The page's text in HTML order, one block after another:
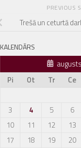
PREVIOUS
Trešā un ceturtā
KALENDĀRS
Pi
Ot Tr Ce
3
4 5 6
10
11 12 13
17
18 19 20